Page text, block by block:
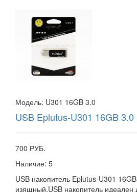
Модель: U301 16GB 3.0
USB Eplutus-U301 16GB 3.0
700 РУБ.
Наличие: 5
USB накопитель Eplutus-U301
изящный.USB накопитель идеален